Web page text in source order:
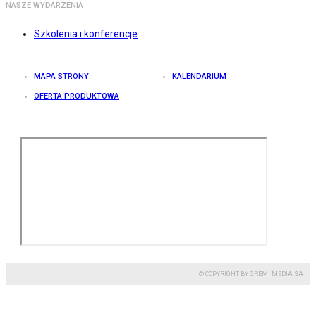
NASZE WYDARZENIA
Szkolenia i konferencje
MAPA STRONY KALENDARIUM
OFERTA PRODUKTOWA
© COPYRIGHT BY GREMI MEDIA SA